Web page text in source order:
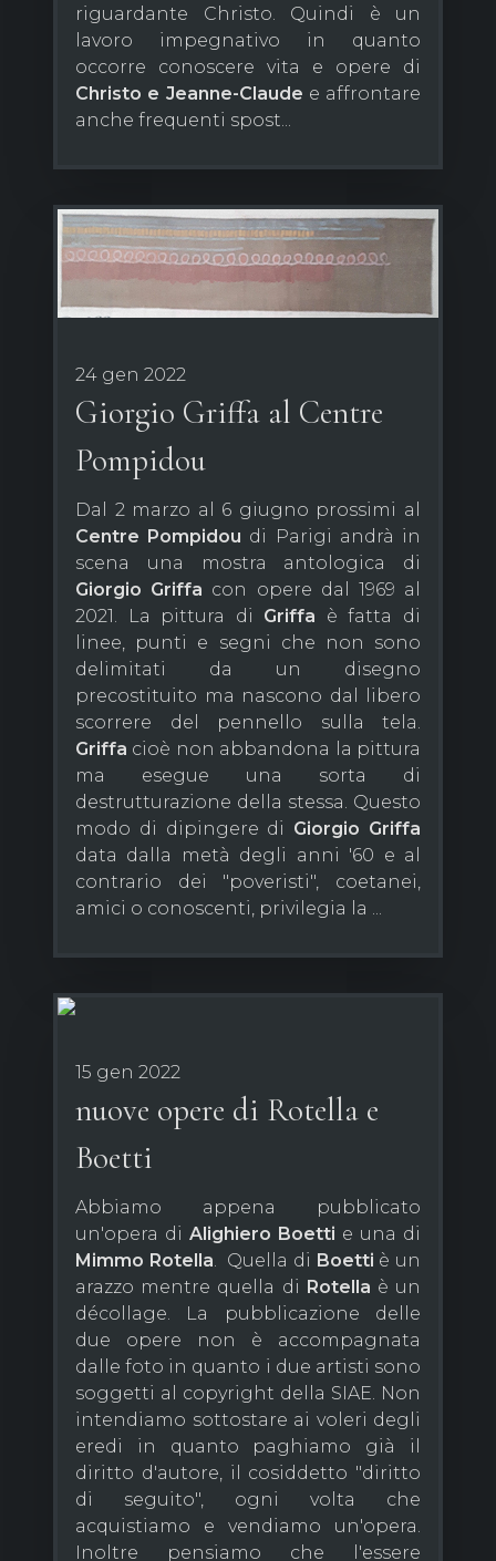
riguardante Christo. Quindi è un
lavoro impegnativo in quanto
occorre conoscere vita e opere di
Christo e Jeanne-Claude e affrontare
anche frequenti spost...
24 gen 2022
Giorgio Griffa al Centre
Pompidou
Dal 2 marzo al 6 giugno prossimi al
Centre Pompidou di Parigi andrà in
scena una mostra antologica di
Giorgio Griffa con opere dal 1969 al
2021. La pittura di Griffa è fatta di
linee, punti e segni che non sono
delimitati da un disegno
precostituito ma nascono dal libero
scorrere del pennello sulla tela.
Griffa cioè non abbandona la pittura
ma esegue una sorta di
destrutturazione della stessa. Questo
modo di dipingere di Giorgio Griffa
data dalla metà degli anni '60 e al
contrario dei "poveristi", coetanei,
amici o conoscenti, privilegia la ...
15 gen 2022
nuove opere di Rotella e
Boetti
Abbiamo appena pubblicato
un'opera di Alighiero Boetti e una di
Mimmo Rotella. Quella di Boetti è un
arazzo mentre quella di Rotella è un
décollage. La pubblicazione delle
due opere non è accompagnata
dalle foto in quanto i due artisti sono
soggetti al copyright della SIAE. Non
intendiamo sottostare ai voleri degli
eredi in quanto paghiamo già il
diritto d'autore, il cosiddetto "diritto
di seguito", ogni volta che
acquistiamo e vendiamo un'opera.
Inoltre pensiamo che l'essere